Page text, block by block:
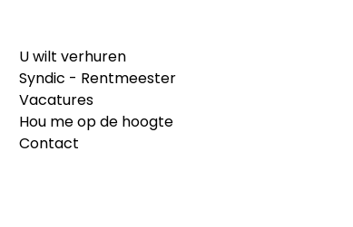
U wilt verhuren
Syndic - Rentmeester
Vacatures
Hou me op de hoogte
Contact